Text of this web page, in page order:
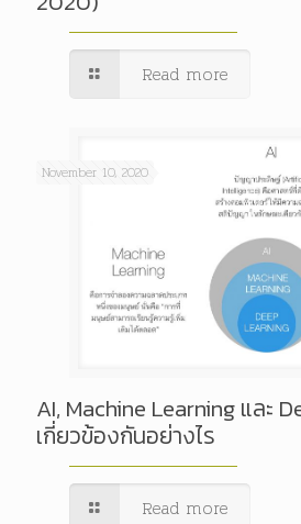
Read more
November 10, 2020
AI, Machine Learning และ
เกี่ยวข้องกันอย่างไร
Read more